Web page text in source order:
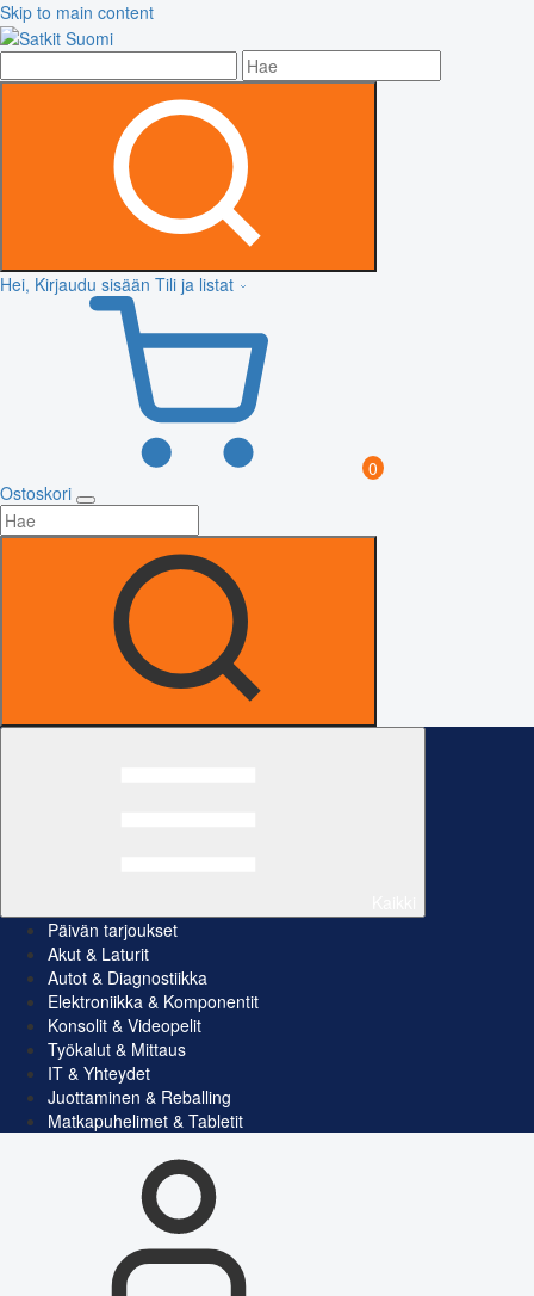
Skip to main content
Hei, Kirjaudu sisään Tili ja listat
0
Ostoskori
Päivän tarjoukset
Akut & Laturit
Autot & Diagnostiikka
Elektroniikka & Komponentit
Konsolit & Videopelit
Työkalut & Mittaus
IT & Yhteydet
Juottaminen & Reballing
Matkapuhelimet & Tabletit